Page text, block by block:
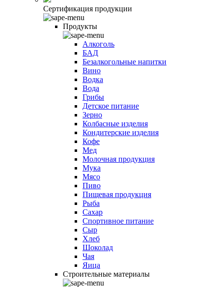
Сертификация продукции
Продукты
Алкоголь
БАД
Безалкогольные напитки
Вино
Водка
Вода
Грибы
Детское питание
Зерно
Колбасные изделия
Кондитерские изделия
Кофе
Мед
Молочная продукция
Мука
Мясо
Пиво
Пищевая продукция
Рыба
Сахар
Спортивное питание
Сыр
Хлеб
Шоколад
Чая
Яица
Строительные материалы